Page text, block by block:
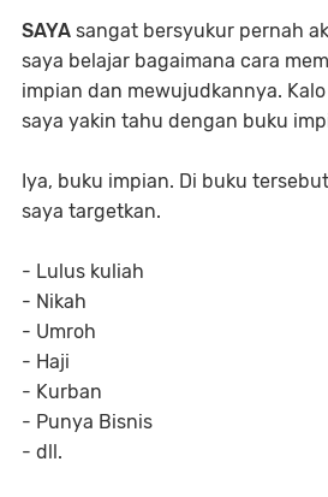
SAYA sangat bersyukur pernah
saya belajar bagaimana cara
impian dan mewujudkannya.
saya yakin tahu dengan buku
Iya, buku impian. Di buku
saya targetkan.
- Lulus kuliah
- Nikah
- Umroh
- Haji
- Kurban
- Punya Bisnis
- dll.